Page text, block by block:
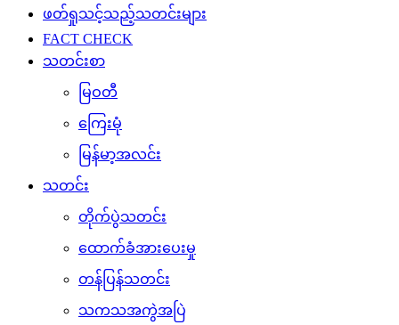
ဖတ်ရှုသင့်သည့်သတင်းများ
FACT CHECK
သတင်းစာ
မြဝတီ
ကြေးမုံ
မြန်မာ့အလင်း
သတင်း
တိုက်ပွဲသတင်း
ထောက်ခံအားပေးမှု
တန်ပြန်သတင်း
သကသအကွဲအပြဲ